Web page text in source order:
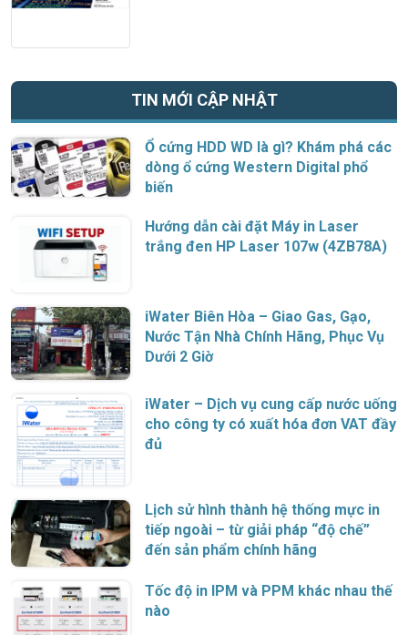
TIN MỚI CẬP NHẬT
Ổ cứng HDD WD là gì? Khám phá các
dòng ổ cứng Western Digital phổ
biến
Hướng dẫn cài đặt Máy in Laser
trắng đen HP Laser 107w (4ZB78A)
iWater Biên Hòa – Giao Gas, Gạo,
Nước Tận Nhà Chính Hãng, Phục Vụ
Dưới 2 Giờ
iWater – Dịch vụ cung cấp nước uống
cho công ty có xuất hóa đơn VAT đầy
đủ
Lịch sử hình thành hệ thống mực in
tiếp ngoài – từ giải pháp “độ chế”
đến sản phẩm chính hãng
Tốc độ in IPM và PPM khác nhau thế
nào